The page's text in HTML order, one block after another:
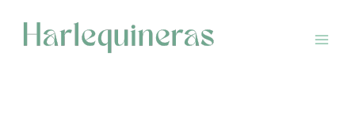
contenido